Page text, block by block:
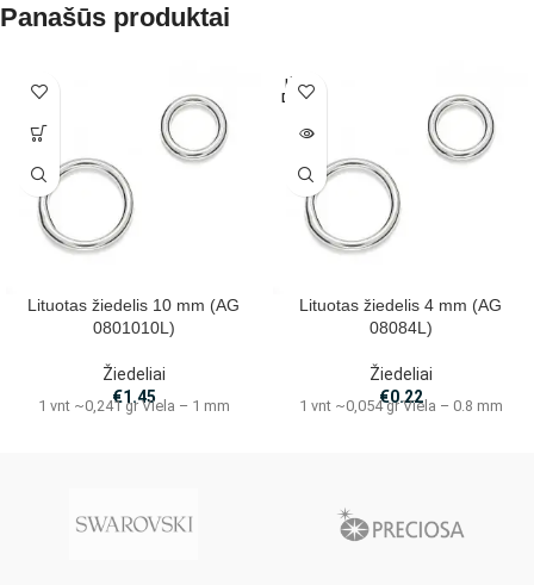
Panašūs produktai
Lituotas žiedelis 10 mm (AG
0801010L)
Žiedeliai
€1.45
1 vnt ~0,241 gr Viela – 1 mm
IŠPAR
DUOTA
Lituotas žiedelis 4 mm (AG
08084L)
Žiedeliai
€0.22
1 vnt ~0,054 gr Viela – 0.8 mm